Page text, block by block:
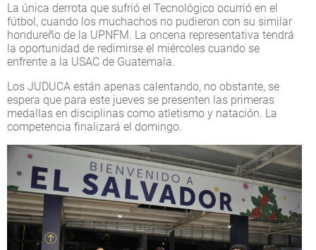
La única derrota que sufrió el Tecnológico ocurrió en el
fútbol, cuando los muchachos no pudieron con su similar
hondureño de la UPNFM. La oncena representativa tendrá
la oportunidad de redimirse el miércoles cuando se
enfrente a la USAC de Guatemala.
Los JUDUCA están apenas calentando, no obstante, se
espera que para este jueves se presenten las primeras
medallas en disciplinas como atletismo y natación. La
competencia finalizará el domingo.